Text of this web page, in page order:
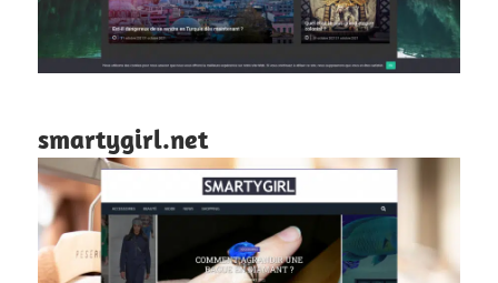
smartygirl.net